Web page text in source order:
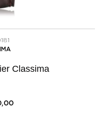
Classima